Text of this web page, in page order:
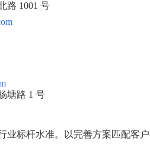
路 1001 号
塘路 1 号
业标杆水准。以完善方案匹配客